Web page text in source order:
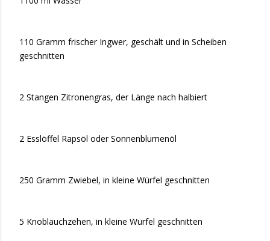
110 Gramm frischer Ingwer, geschält und in Scheiben
geschnitten
2 Stangen Zitronengras, der Länge nach halbiert
2 Esslöffel Rapsöl oder Sonnenblumenöl
250 Gramm Zwiebel, in kleine Würfel geschnitten
5 Knoblauchzehen, in kleine Würfel geschnitten